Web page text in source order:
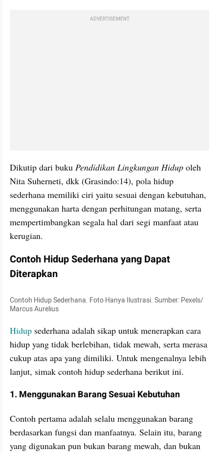
ADVERTISEMENT
Dikutip dari buku Pendidikan Lingkungan Hidup oleh
Nita Suherneti, dkk (Grasindo:14), pola hidup
sederhana memiliki ciri yaitu sesuai dengan kebutuhan,
menggunakan harta dengan perhitungan matang, serta
mempertimbangkan segala hal dari segi manfaat atau
kerugian.
Contoh Hidup Sederhana yang Dapat
Diterapkan
Contoh Hidup Sederhana. Foto Hanya Ilustrasi. Sumber: Pexels/
Marcus Aurelius
Hidup sederhana adalah sikap untuk menerapkan cara
hidup yang tidak berlebihan, tidak mewah, serta merasa
cukup atas apa yang dimiliki. Untuk mengenalnya lebih
lanjut, simak contoh hidup sederhana berikut ini.
1. Menggunakan Barang Sesuai Kebutuhan
Contoh pertama adalah selalu menggunakan barang
berdasarkan fungsi dan manfaatnya. Selain itu, barang
yang digunakan pun bukan barang mewah, dan bukan